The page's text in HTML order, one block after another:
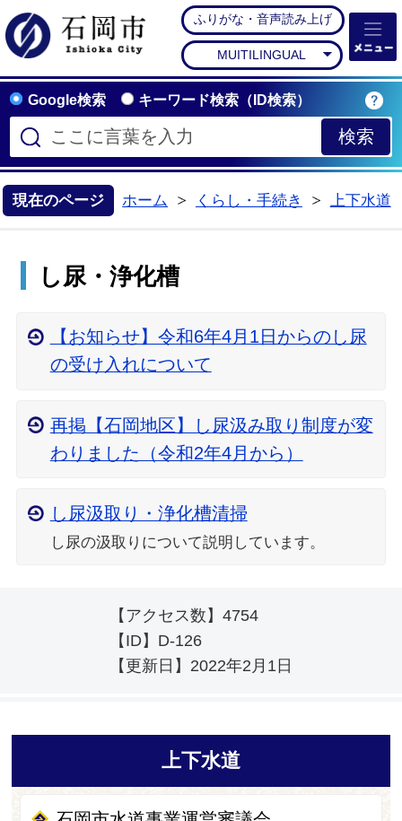
石岡市公式ホームペー
ふりがな・音声読み上げ
MUITILINGUAL
Google検索 キーワード検索（ID検索）
現在のページ ホーム
くらし・手続き
上下水道
し尿・浄化槽
【お知らせ】令和6年4月1日からのし尿
の受け入れについて
再掲【石岡地区】し尿汲み取り制度が変
わりました（令和2年4月から）
し尿汲取り・浄化槽清掃
し尿の汲取りについて説明しています。
【アクセス数】 4754
【ID】 D-126
【更新日】 2022年2月1日
上下水道